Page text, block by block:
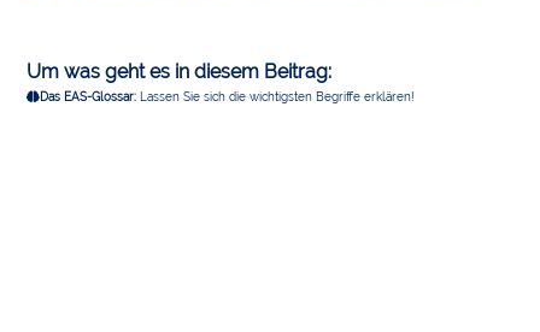
Um was geht es in diesem Beitrag:
Das EAS-Glossar: Lassen Sie sich die wichtigsten Begriffe erklären!